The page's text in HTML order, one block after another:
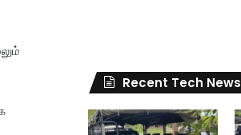
Recent Tech News